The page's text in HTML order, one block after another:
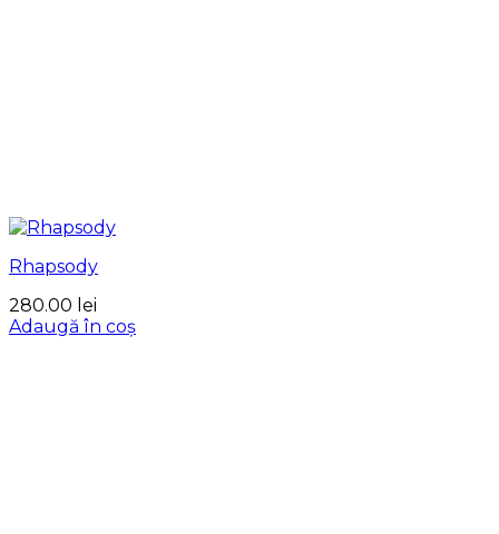
Rhapsody
280.00 lei
Adaugă în coș